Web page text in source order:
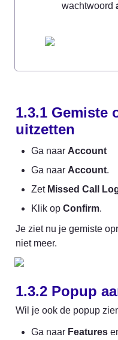
wachtwoord
1.3.1 Gemiste
uitzetten
Ga naar Account
Ga naar Account.
Zet Missed Call
Klik op Confirm.
Je ziet nu je gemiste
niet meer.
1.3.2 Popup
Wil je ook de popup
Ga naar Features